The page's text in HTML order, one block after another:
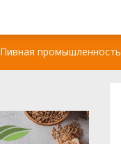
Пивная промышленность